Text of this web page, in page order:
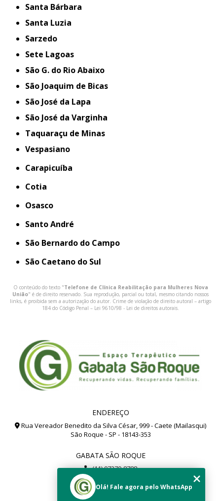
Santa Bárbara
Santa Luzia
Sarzedo
Sete Lagoas
São G. do Rio Abaixo
São Joaquim de Bicas
São José da Lapa
São José da Varginha
Taquaraçu de Minas
Vespasiano
Carapicuíba
Cotia
Osasco
Santo André
São Bernardo do Campo
São Caetano do Sul
O conteúdo do texto "Telefone de Clínica Reabilitação para Mulheres Nova
União" é de direito reservado. Sua reprodução, parcial ou total, mesmo citando nossos
links, é proibida sem a autorização do autor. Crime de violação de direito autoral – artigo
184 do Código Penal – Lei 9610/98 - Lei de direitos autorais.
ENDEREÇO
Rua Vereador Benedito da Silva César, 999 - Caete (Mailasqui)
São Roque - SP - 18143-353
GABATA SÃO ROQUE
(11) 97279-8788
(11) 99112-8504
gabata@gabata.com.br
Olá! Fale agora pelo WhatsApp